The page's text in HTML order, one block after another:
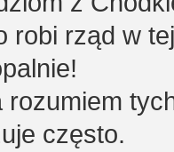
robi rząd w
rozumiem
często.